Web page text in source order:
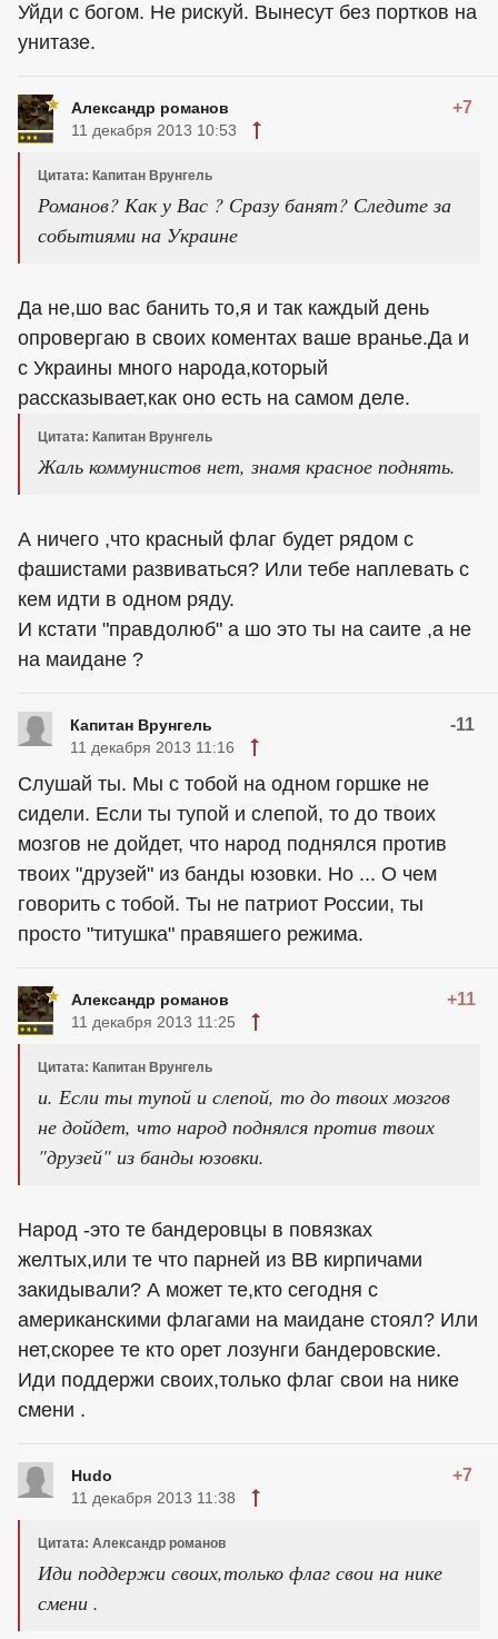
Уйди с богом. Не рискуй. Вынесут без портков на
унитазе.
Александр романов +7
11 декабря 2013 10:53
Цитата: Капитан Врунгель
Романов? Как у Вас ? Сразу банят? Следите за
событиями на Украине
Да не,шо вас банить то,я и так каждый день
опровергаю в своих коментах ваше вранье.Да и
с Украины много народа,который
рассказывает,как оно есть на самом деле.
Цитата: Капитан Врунгель
Жаль коммунистов нет, знамя красное поднять.
А ничего ,что красный флаг будет рядом с
фашистами развиваться? Или тебе наплевать с
кем идти в одном ряду.
И кстати "правдолюб" а шо это ты на саите ,а не
на маидане ?
Капитан Врунгель -11
11 декабря 2013 11:16
Слушай ты. Мы с тобой на одном горшке не
сидели. Если ты тупой и слепой, то до твоих
мозгов не дойдет, что народ поднялся против
твоих "друзей" из банды юзовки. Но ... О чем
говорить с тобой. Ты не патриот России, ты
просто "титушка" правяшего режима.
Александр романов +11
11 декабря 2013 11:25
Цитата: Капитан Врунгель
и. Если ты тупой и слепой, то до твоих мозгов
не дойдет, что народ поднялся против твоих
"друзей" из банды юзовки.
Народ -это те бандеровцы в повязках
желтых,или те что парней из ВВ кирпичами
закидывали? А может те,кто сегодня с
американскими флагами на маидане стоял? Или
нет,скорее те кто орет лозунги бандеровские.
Иди поддержи своих,только флаг свои на нике
смени .
Hudo +7
11 декабря 2013 11:38
Цитата: Александр романов
Иди поддержи своих,только флаг свои на нике
смени .